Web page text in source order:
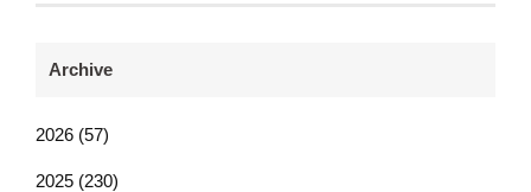
Archive
2026 (57)
2025 (230)